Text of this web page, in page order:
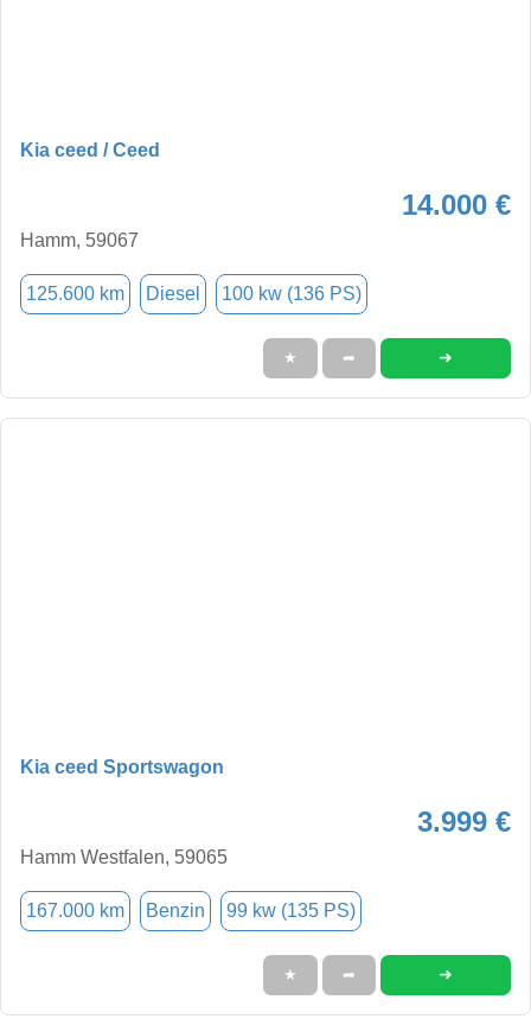
Kia ceed / Ceed
14.000 €
Hamm, 59067
125.600 km Diesel 100 kw (136 PS)
★ ➦ ➜
Kia ceed Sportswagon
3.999 €
Hamm Westfalen, 59065
167.000 km Benzin 99 kw (135 PS)
★ ➦ ➜